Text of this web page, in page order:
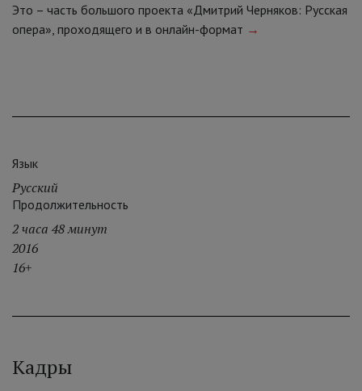
Это – часть большого проекта «Дмитрий Черняков: Русская
опера», проходящего и в онлайн-формат →
Язык
Русский
Продолжительность
2 часа 48 минут
2016
16+
Кадры